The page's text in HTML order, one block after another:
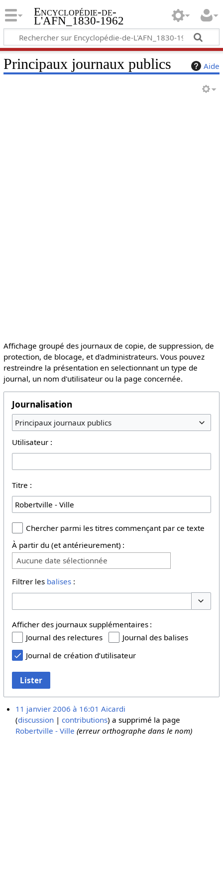
Encyclopédie-de-
L'AFN_1830-1962
Aide
Principaux journaux publics
Affichage groupé des journaux de copie, de suppression, de
protection, de blocage, et d'administrateurs. Vous pouvez
restreindre la présentation en selectionnant un type de
journal, un nom d'utilisateur ou la page concernée.
Journalisation
Principaux journaux publics
Utilisateur :
Titre :
Chercher parmi les titres commençant par ce texte
À partir du (et antérieurement) :
Aucune date sélectionnée
Filtrer les balises:
Afficher des journaux supplémentaires :
Journal des relectures
Journal des balises
Journal de création d’utilisateur
Lister
11 janvier 2006 à 16:01 Aicardi
discussion
contributions a supprimé la page
Robertville - Ville (erreur orthographe dans le nom)